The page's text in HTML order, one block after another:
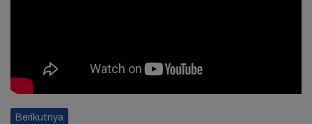
Berikutnya